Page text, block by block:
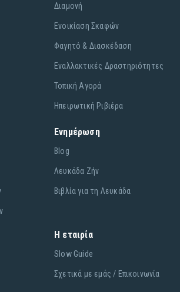
Διαμονή
Ενοικίαση Σκαφών
Φαγητό & Διασκέδαση
Εναλλακτικές Δραστηριότητες
Τοπική Αγορά
Ηπειρωτική Ριβιέρα
Ενημέρωση
Blog
Λευκάδα Ζήν
Βιβλία για τη Λευκάδα
Η εταιρία
Slow Guide
Σχετικά με εμάς / Επικοινωνία